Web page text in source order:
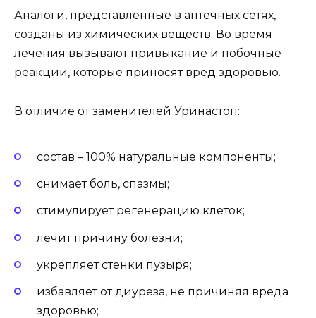
Аналоги, представленные в аптечных сетях,
созданы из химических веществ. Во время
лечения вызывают привыкание и побочные
реакции, которые приносят вред здоровью.
В отличие от заменителей Уринастоп:
состав – 100% натуральные компоненты;
снимает боль, спазмы;
стимулирует регенерацию клеток;
лечит причину болезни;
укрепляет стенки пузыря;
избавляет от диуреза, не причиняя вреда
здоровью;